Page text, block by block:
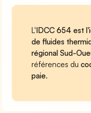
L'IDCC 654 est
de fluides
régional Sud-
références du
paie.